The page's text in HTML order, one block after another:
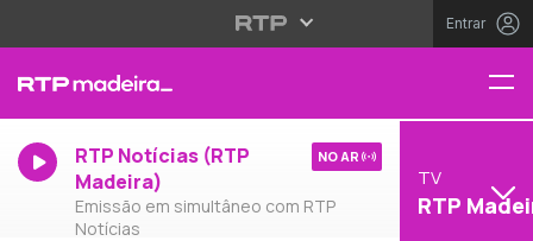
Entrar
RTP Notícias (RTP
Madeira)
Emissão em simultâneo com RTP
Notícias
NO AR
TV
RTP